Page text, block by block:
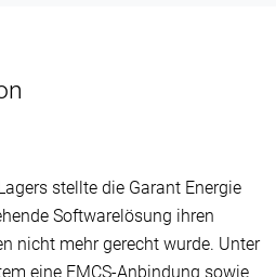
stellte die Garant Energie
Softwarelösung ihren
nicht mehr gerecht wurde. Unter
eine EMCS-Anbindung sowie